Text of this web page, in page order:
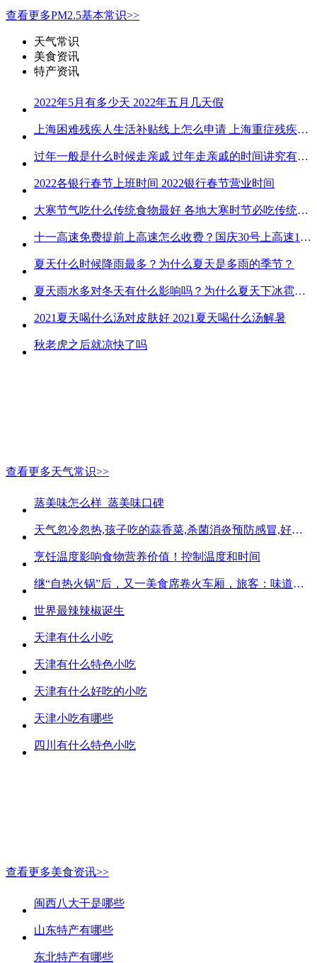
查看更多PM2.5基本常识>>
天气常识
美食资讯
特产资讯
2022年5月有多少天 2022年五月几天假
上海困难残疾人生活补贴线上怎么申请 上海重症残疾人护理补贴线上申请流程
过年一般是什么时候走亲戚 过年走亲戚的时间讲究有哪些
2022各银行春节上班时间 2022银行春节营业时间
大寒节气吃什么传统食物最好 各地大寒时节必吃传统美食
十一高速免费提前上高速怎么收费？国庆30号上高速1号下高速免费吗？
夏天什么时候降雨最多？为什么夏天是多雨的季节？
夏天雨水多对冬天有什么影响吗？为什么夏天下冰雹而冬天不下冰雹
2021夏天喝什么汤对皮肤好 2021夏天喝什么汤解暑
秋老虎之后就凉快了吗
查看更多天气常识>>
蒸美味怎么样_蒸美味口碑
天气忽冷忽热,孩子吃的蒜香菜,杀菌消炎预防感冒,好吃不贵
烹饪温度影响食物营养价值！控制温度和时间
继“自热火锅”后，又一美食席卷火车厢，旅客：味道好吃又方便
世界最辣辣椒诞生
天津有什么小吃
天津有什么特色小吃
天津有什么好吃的小吃
天津小吃有哪些
四川有什么特色小吃
查看更多美食资讯>>
闽西八大干是哪些
山东特产有哪些
东北特产有哪些